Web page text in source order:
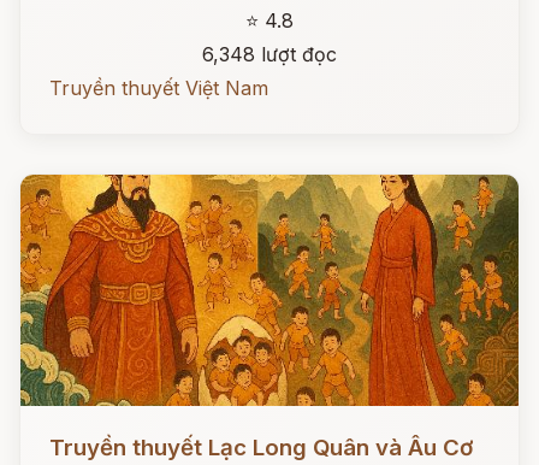
⭐ 4.8
6,348 lượt đọc
Truyền thuyết Việt Nam
Đọc ngay
Truyền thuyết Lạc Long Quân và Âu Cơ